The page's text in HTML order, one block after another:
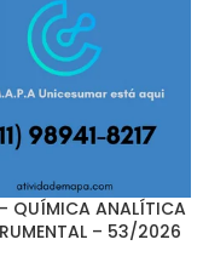
QUÍMICA ANALÍTICA
– 53/2026